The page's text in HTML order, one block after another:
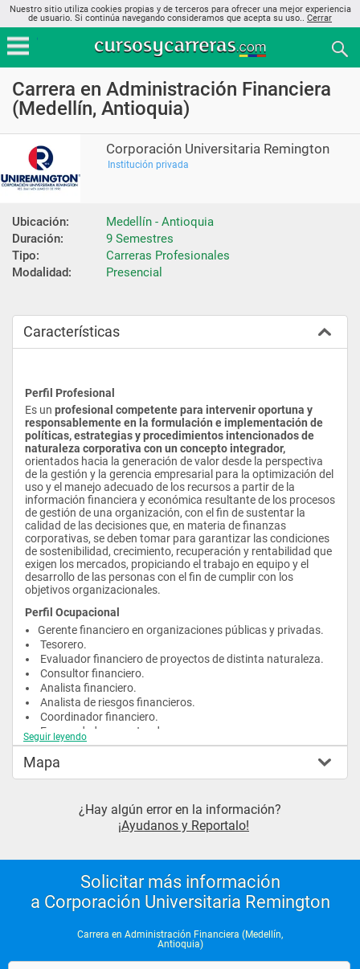
Nuestro sitio utiliza cookies propias y de terceros para ofrecer una mejor experiencia
de usuario. Si continúa navegando consideramos que acepta su uso.. Cerrar
Carrera en Administración Financiera
(Medellín, Antioquia)
Corporación Universitaria Remington
Institución privada
Ubicación:
Medellín - Antioquia
Duración:
9 Semestres
Tipo:
Carreras Profesionales
Modalidad:
Presencial
Características
Perfil Profesional
Es un profesional competente para intervenir oportuna y
responsablemente en la formulación e implementación de
políticas, estrategias y procedimientos intencionados de
orientados hacia la generación de valor desde la perspectiva
de la gestión y la gerencia empresarial para la optimización del
uso y el manejo adecuado de los recursos a partir de la
información financiera y económica resultante de los procesos
de gestión de una organización, con el fin de sustentar la
calidad de las decisiones que, en materia de finanzas
corporativas, se deben tomar para garantizar las condiciones
de sostenibilidad, crecimiento, recuperación y rentabilidad que
exigen los mercados, propiciando el trabajo en equipo y el
desarrollo de las personas con el fin de cumplir con los
objetivos organizacionales.
Perfil Ocupacional
Gerente financiero en organizaciones públicas y privadas.
Tesorero.
Evaluador financiero de proyectos de distinta naturaleza.
Consultor financiero.
Analista financiero.
Analista de riesgos financieros.
Coordinador financiero.
Emprendedor o gestor de empresas.
Director de finanzas corporativas.
Seguir leyendo
Mapa
¿Hay algún error en la información?
¡Ayudanos y Reportalo!
Solicitar más información
a Corporación Universitaria Remington
Carrera en Administración Financiera (Medellín,
Antioquia)